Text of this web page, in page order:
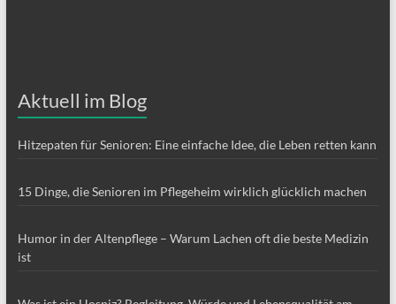
Aktuell im Blog
Hitzepaten für Senioren: Eine einfache Idee, die Leben retten kann
15 Dinge, die Senioren im Pflegeheim wirklich glücklich machen
Humor in der Altenpflege – Warum Lachen oft die beste Medizin
ist